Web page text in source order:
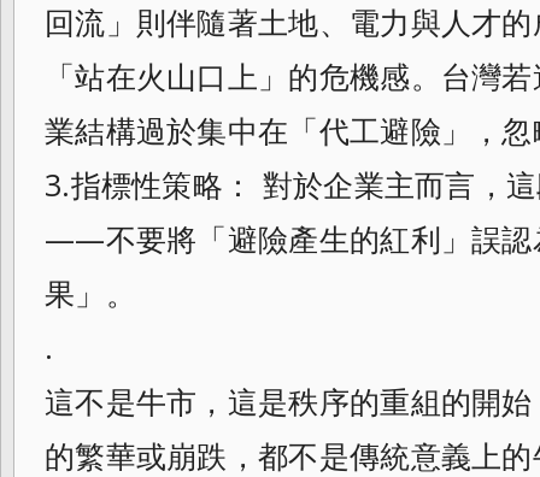
回流」則伴隨著土地、電力與人才
「站在火山口上」的危機感。台灣
業結構過於集中在「代工避險」，
3.指標性策略： 對於企業主而言，
——不要將「避險產生的紅利」誤認
果」。
.
這不是牛市，這是秩序的重組的開
的繁華或崩跌，都不是傳統意義上